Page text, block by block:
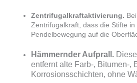
Zentrifugalkraftaktivierung.
Zentrifugalkraft, dass die Stifte
Pendelbewegung auf die
Hämmernder Aufprall.
entfernt alte Farb-, Bitumen-,
Korrosionsschichten, ohne